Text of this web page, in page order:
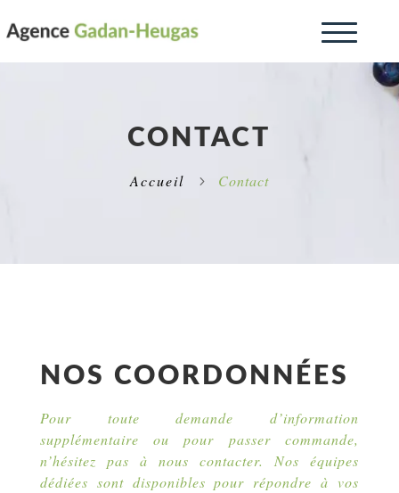
CONTACT
Accueil 5 Contact
NOS COORDONNÉES
Pour toute demande d’information
supplémentaire ou pour passer commande,
n’hésitez pas à nous contacter. Nos équipes
dédiées sont disponibles pour répondre à vos